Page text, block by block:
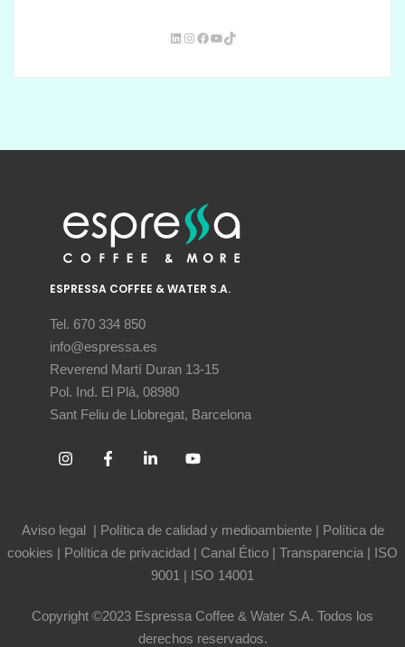
ESPRESSA COFFEE & WATER S.A.
Tel. 670 334 850
info@espressa.es
Reverend Martí Duran 13-15
Pol. Ind. El Plà, 08980
Sant Feliu de Llobregat, Barcelona
Aviso legal | Política de calidad y medioambiente| Política de
cookies | Política de privacidad | Canal Ético | Transparencia | ISO
9001 | ISO 14001
Copyright ©2023 Espressa Coffee & Water S.A. Todos los
derechos reservados.